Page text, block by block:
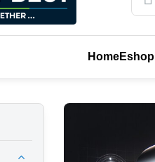
HomeEshop